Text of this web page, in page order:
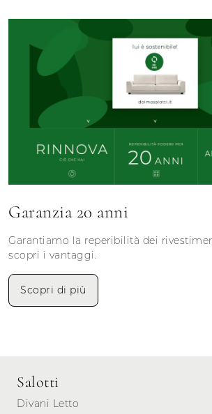
Garanzia 20 anni
Garantiamo la reperibilità dei
scopri i vantaggi.
Scopri di più
Salotti
Divani Letto